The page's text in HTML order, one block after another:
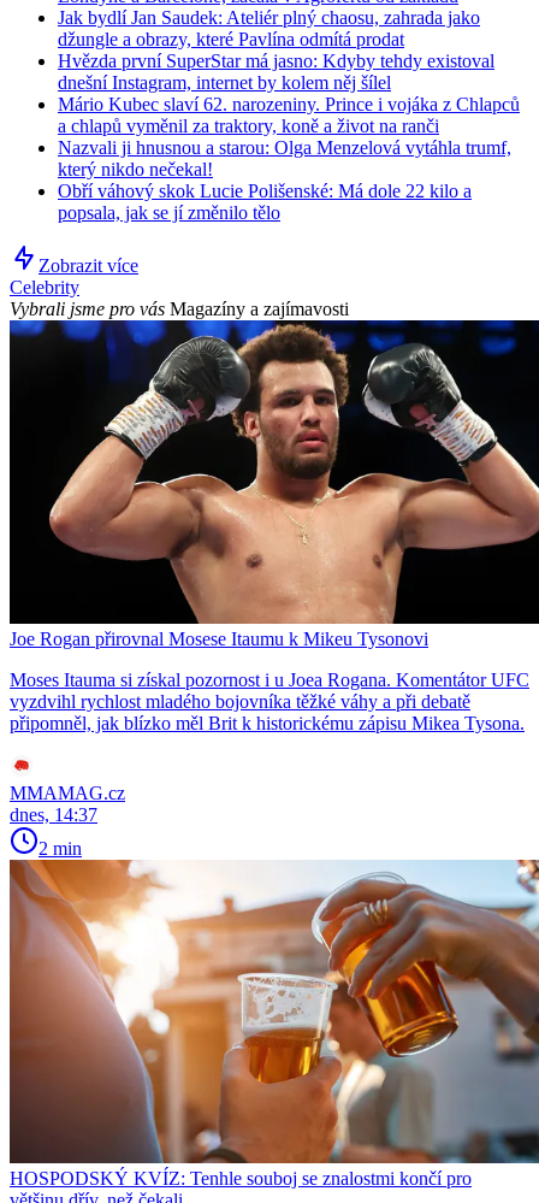
Jak bydlí Jan Saudek: Ateliér plný chaosu, zahrada jako
džungle a obrazy, které Pavlína odmítá prodat
Hvězda první SuperStar má jasno: Kdyby tehdy existoval
dnešní Instagram, internet by kolem něj šílel
Mário Kubec slaví 62. narozeniny. Prince i vojáka z Chlapců
a chlapů vyměnil za traktory, koně a život na ranči
Nazvali ji hnusnou a starou: Olga Menzelová vytáhla trumf,
který nikdo nečekal!
Obří váhový skok Lucie Polišenské: Má dole 22 kilo a
popsala, jak se jí změnilo tělo
Zobrazit více
Celebrity
Vybrali jsme pro vás Magazíny a zajímavosti
Joe Rogan přirovnal Mosese Itaumu k Mikeu Tysonovi
Moses Itauma si získal pozornost i u Joea Rogana. Komentátor UFC
vyzdvihl rychlost mladého bojovníka těžké váhy a při debatě
připomněl, jak blízko měl Brit k historickému zápisu Mikea Tysona.
MMAMAG.cz
dnes, 14:37
2 min
HOSPODSKÝ KVÍZ: Tenhle souboj se znalostmi končí pro